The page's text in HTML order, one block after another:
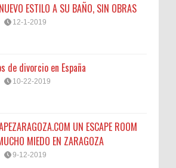
ESTILO A SU BAÑO, SIN OBRAS
12-1-2019
de divorcio en España
10-22-2019
UN ESCAPE ROOM
MIEDO EN ZARAGOZA
9-12-2019